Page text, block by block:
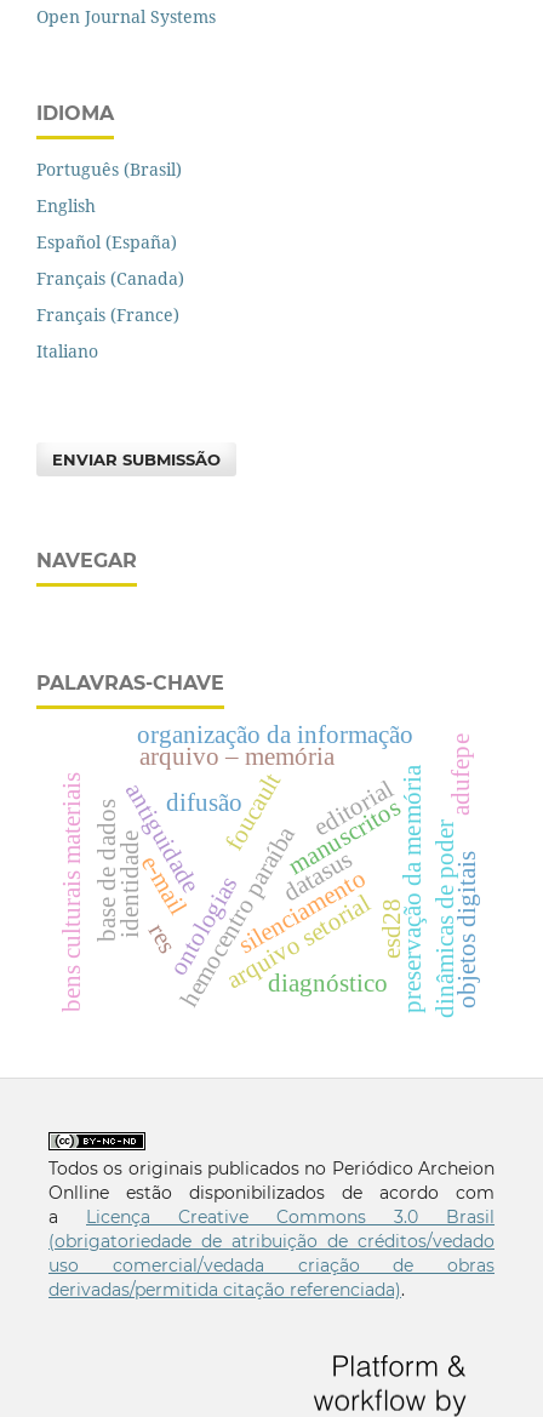
Open Journal Systems
IDIOMA
Português (Brasil)
English
Español (España)
Français (Canada)
Français (France)
Italiano
ENVIAR SUBMISSÃO
NAVEGAR
PALAVRAS-CHAVE
hemocentro paraíba
editorial
manuscritos
silenciamento preservação da memóriadinâmicas de poder
foucault
arquivo – memória
antiguidade
ontologias
organização da informação
arquivo setorial
diagnóstico
identidade
difusão
e-mail
res esd28
datasus objetos digitais
base de dados
bens culturais materiais adufepe
Todos os originais publicados no Periódico Archeion
Onlline estão disponibilizados de acordo com
a Licença Creative Commons 3.0 Brasil
(obrigatoriedade de atribuição de créditos/vedado
uso comercial/vedada criação de obras
derivadas/permitida citação referenciada).